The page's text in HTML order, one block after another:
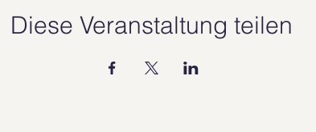
Diese Veranstaltung teilen